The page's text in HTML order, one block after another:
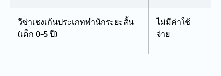
วีซ่าเชงเก้นประเภทพำนักระยะสั้น
(เด็ก 0-5 ปี)
ไม่มีค่าใช้
จ่าย